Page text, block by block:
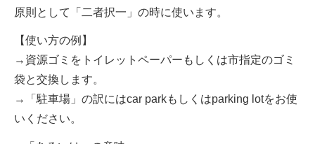
原則として「二者択一」の時に使います。
【使い方の例】
→資源ゴミをトイレットペーパーもしくは市指定のゴミ
袋と交換します。
→「駐車場」の訳にはcar parkもしくはparking lotをお使
いください。